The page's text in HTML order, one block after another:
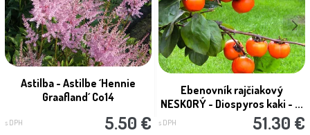
Astilba - Astilbe ´Hennie
Graafland´ Co14
s DPH 5.50 €
Ebenovník rajčiakový
NESKORÝ - Diospyros kaki - ...
s DPH 51.30 €